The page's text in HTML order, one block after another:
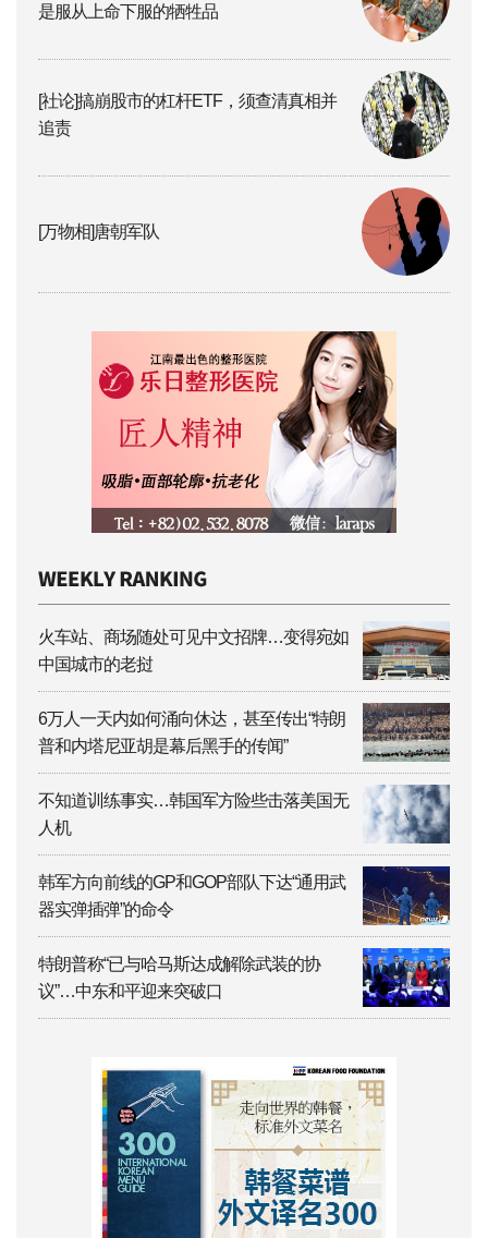
是服从上命下服的牺牲品
[社论]搞崩股市的杠杆ETF，须查清真相并
追责
[万物相]唐朝军队
火车站、商场随处可见中文招牌…变得宛如
中国城市的老挝
6万人一天内如何涌向休达，甚至传出“特朗
普和内塔尼亚胡是幕后黑手的传闻”
不知道训练事实…韩国军方险些击落美国无
人机
韩军方向前线的GP和GOP部队下达“通用武
器实弹插弹”的命令
特朗普称“已与哈马斯达成解除武装的协
议”…中东和平迎来突破口